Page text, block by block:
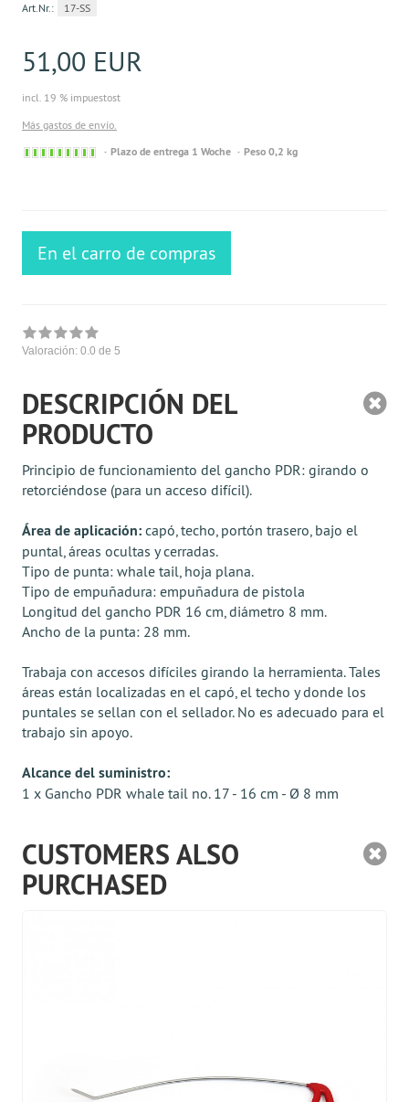
Art.Nr.: 17-SS
51,00 EUR
incl. 19 % impuestost
Más gastos de envío.
Sofort
Plazo de entrega 1 Woche Peso 0,2 kg
En el carro de compras
Valoración: 0.0 de 5
DESCRIPCIÓN DEL
PRODUCTO
Principio de funcionamiento del gancho PDR: girando o
retorciéndose (para un acceso difícil).
Área de aplicación: capó, techo, portón trasero, bajo el
puntal, áreas ocultas y cerradas.
Tipo de punta: whale tail, hoja plana.
Tipo de empuñadura: empuñadura de pistola
Longitud del gancho PDR 16 cm, diámetro 8 mm.
Ancho de la punta: 28 mm.
Trabaja con accesos difíciles girando la herramienta. Tales
áreas están localizadas en el capó, el techo y donde los
puntales se sellan con el sellador. No es adecuado para el
trabajo sin apoyo.
Alcance del suministro:
1 x Gancho PDR whale tail no. 17 - 16 cm - Ø 8 mm
CUSTOMERS ALSO
PURCHASED